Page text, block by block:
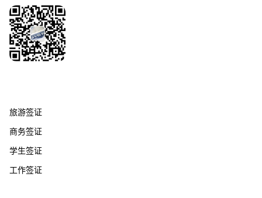
旅游签证
商务签证
学生签证
工作签证